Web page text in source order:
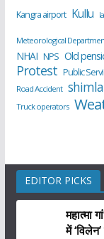
Kangra airport Kullu
Meteorological
NHAI NPS Old
Protest Public
Road Accident shimla
Truck operators
EDITOR PICKS
महात्मा
में